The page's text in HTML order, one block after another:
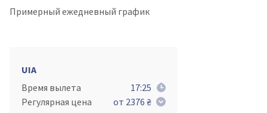
Примерный ежедневный график
UIA
Время вылета
17:25
Регулярная цена
от 2376 ₴